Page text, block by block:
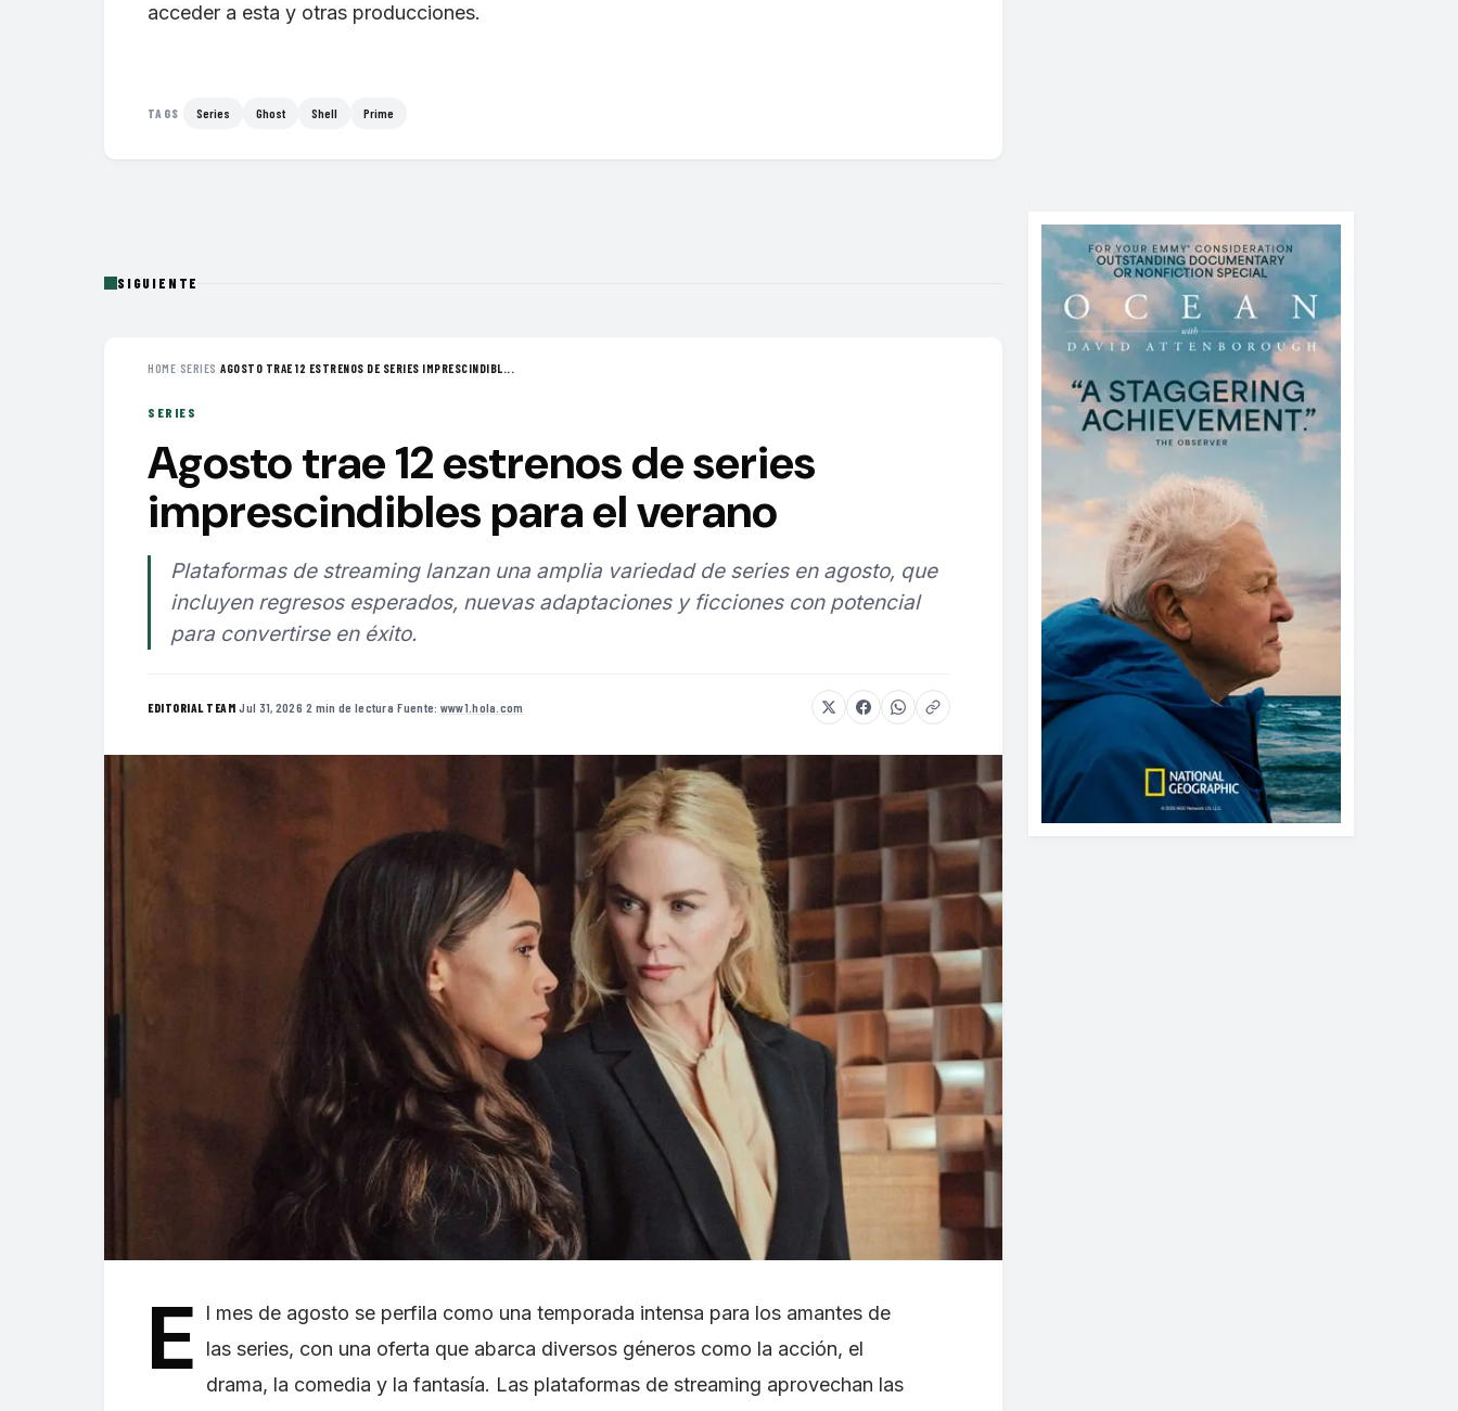
acceder a esta y otras producciones.
TAGS Series Ghost Shell Prime
SIGUIENTE
HOME› SERIES ›AGOSTO TRAE 12 ESTRENOS DE SERIES IMPRESCINDIBL...
SERIES
Agosto trae 12 estrenos de series
imprescindibles para el verano
Plataformas de streaming lanzan una amplia variedad de series en agosto, que
incluyen regresos esperados, nuevas adaptaciones y ficciones con potencial
para convertirse en éxito.
EDITORIAL TEAM·Jul 31, 2026·2 min de lectura·Fuente: www1.hola.com
E
l mes de agosto se perfila como una temporada intensa para los amantes de
las series, con una oferta que abarca diversos géneros como la acción, el
drama, la comedia y la fantasía. Las plataformas de streaming aprovechan las